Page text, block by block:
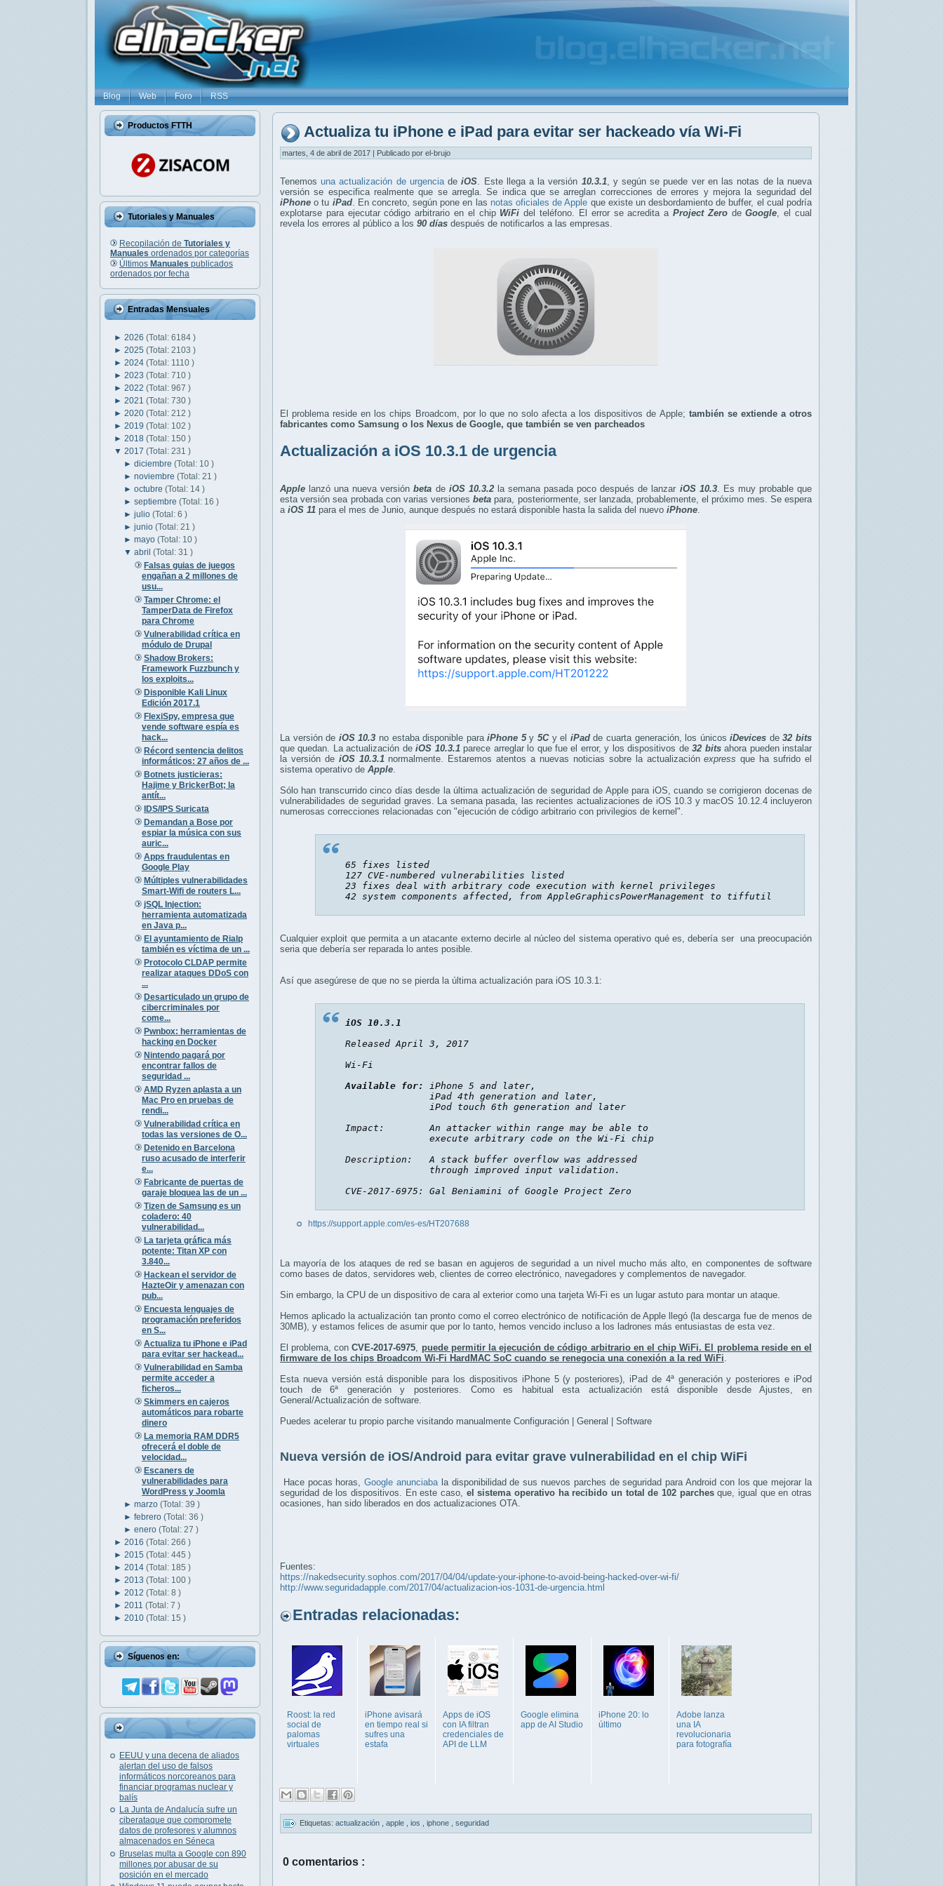
Blog Web Foro RSS
Productos FTTH
Tutoriales y Manuales
Recopilación de Tutoriales y
Manuales ordenados por categorías
Últimos Manuales publicados
ordenados por fecha
Entradas Mensuales
► 2026 (Total: 6184 )
► 2025 (Total: 2103 )
► 2024 (Total: 1110 )
► 2023 (Total: 710 )
► 2022 (Total: 967 )
► 2021 (Total: 730 )
► 2020 (Total: 212 )
► 2019 (Total: 102 )
► 2018 (Total: 150 )
▼ 2017 (Total: 231 )
►diciembre(Total: 10 )
►noviembre(Total: 21 )
►octubre(Total: 14 )
►septiembre(Total: 16 )
►julio(Total: 6 )
►junio(Total: 21 )
►mayo(Total: 10 )
▼abril(Total: 31 )
Falsas guias de juegos
engañan a 2 millones de
usu...
Tamper Chrome: el
TamperData de Firefox
para Chrome
Vulnerabilidad crítica en
módulo de Drupal
Shadow Brokers:
Framework Fuzzbunch y
los exploits...
Disponible Kali Linux
Edición 2017.1
FlexiSpy, empresa que
vende software espía es
hack...
Récord sentencia delitos
informáticos: 27 años de ...
Botnets justicieras:
Hajime y BrickerBot; la
antít...
IDS/IPS Suricata
Demandan a Bose por
espiar la música con sus
auric...
Apps fraudulentas en
Google Play
Múltiples vulnerabilidades
Smart-Wifi de routers L...
jSQL Injection:
herramienta automatizada
en Java p...
El ayuntamiento de Rialp
también es víctima de un ...
Protocolo CLDAP permite
realizar ataques DDoS con
...
Desarticulado un grupo de
cibercriminales por
come...
Pwnbox: herramientas de
hacking en Docker
Nintendo pagará por
encontrar fallos de
seguridad ...
AMD Ryzen aplasta a un
Mac Pro en pruebas de
rendi...
Vulnerabilidad crítica en
todas las versiones de O...
Detenido en Barcelona
ruso acusado de interferir
e...
Fabricante de puertas de
garaje bloquea las de un ...
Tizen de Samsung es un
coladero: 40
vulnerabilidad...
La tarjeta gráfica más
potente: Titan XP con
3.840...
Hackean el servidor de
HazteOir y amenazan con
pub...
Encuesta lenguajes de
programación preferidos
en S...
Actualiza tu iPhone e iPad
para evitar ser hackead...
Vulnerabilidad en Samba
permite acceder a
ficheros...
Skimmers en cajeros
automáticos para robarte
dinero
La memoria RAM DDR5
ofrecerá el doble de
velocidad...
Escaners de
vulnerabilidades para
WordPress y Joomla
►marzo(Total: 39 )
►febrero(Total: 36 )
►enero(Total: 27 )
► 2016 (Total: 266 )
► 2015 (Total: 445 )
► 2014 (Total: 185 )
► 2013 (Total: 100 )
► 2012 (Total: 8 )
► 2011 (Total: 7 )
► 2010 (Total: 15 )
Síguenos en:
EEUU y una decena de aliados
alertan del uso de falsos
informáticos norcoreanos para
financiar programas nuclear y
balís
La Junta de Andalucía sufre un
ciberataque que compromete
datos de profesores y alumnos
almacenados en Séneca
Bruselas multa a Google con 890
millones por abusar de su
posición en el mercado
Actualiza tu iPhone e iPad para evitar ser hackeado vía Wi-Fi
martes, 4 de abril de 2017 | Publicado por el-brujo
Tenemosuna actualización de urgenciadeiOS . Este llega a la versión 10.3.1, y según se puede ver en las notas de la nueva
versión se especifica realmente que se arregla. Se indica que se arreglan correcciones de errores y mejora la seguridad del
iPhone o tu iPad. En concreto, según pone en las notas oficiales de Apple que existe un desbordamiento de buffer, el cual podría
explotarse para ejecutar código arbitrario en el chip WiFi del teléfono. El error se acredita a Project ZerodeGoogle , el cual
revela los errores al público a los 90 días después de notificarlos a las empresas.
El problema reside en los chips Broadcom, por lo que no solo afecta a los dispositivos de Apple; también se extiende a otros
fabricantes como Samsung o los Nexus de Google, que también se ven parcheados
Actualización a iOS 10.3.1 de urgencia
Apple lanzó una nueva versiónbeta de iOS 10.3.2 la semana pasada poco después de lanzar iOS 10.3. Es muy probable que
esta versión sea probada con varias versionesbeta para, posteriormente, ser lanzada, probablemente, el próximo mes. Se espera
a iOS 11 para el mes de Junio, aunque después no estará disponible hasta la salida del nuevo iPhone.
La versión de iOS 10.3 no estaba disponible paraiPhone 5 y5Cy el iPadde cuarta generación, los únicosiDevices de32 bits
que quedan. La actualización deiOS 10.3.1parece arreglar lo que fue el error, y los dispositivos de32 bitsahora pueden instalar
la versión de iOS 10.3.1normalmente. Estaremos atentos a nuevas noticias sobre la actualizaciónexpress que ha sufrido el
sistema operativo de Apple.
Sólo han transcurrido cinco días desde la última actualización de seguridad de Apple para iOS, cuando se corrigieron docenas de
vulnerabilidades de seguridad graves. La semana pasada, las recientes actualizaciones de iOS 10.3 y macOS 10.12.4 incluyeron
numerosas correcciones relacionadas con "ejecución de código arbitrario con privilegios de kernel".
65 fixes listed
127 CVE-numbered vulnerabilities listed
23 fixes deal with arbitrary code execution with kernel privileges
42 system components affected, from AppleGraphicsPowerManagement to tiffutil
Cualquier exploit que permita a un atacante externo decirle al núcleo del sistema operativo qué es, debería ser una preocupación
seria que debería ser reparada lo antes posible.
Así que asegúrese de que no se pierda la última actualización para iOS 10.3.1:
iOS 10.3.1
Released April 3, 2017
Wi-Fi
Available for:
iPhone 5 and later,
               iPad 4th generation and later,
               iPod touch 6th generation and later
Impact:        An attacker within range may be able to
               execute arbitrary code on the Wi-Fi chip
Description:   A stack buffer overflow was addressed
               through improved input validation.
CVE-2017-6975: Gal Beniamini of Google Project Zero
https://support.apple.com/es-es/HT207688
La mayoría de los ataques de red se basan en agujeros de seguridad a un nivel mucho más alto, en componentes de software
como bases de datos, servidores web, clientes de correo electrónico, navegadores y complementos de navegador.
Sin embargo, la CPU de un dispositivo de cara al exterior como una tarjeta Wi-Fi es un lugar astuto para montar un ataque.
Hemos aplicado la actualización tan pronto como el correo electrónico de notificación de Apple llegó (la descarga fue de menos de
30MB), y estamos felices de asumir que por lo tanto, hemos vencido incluso a los ladrones más entusiastas de esta vez.
El problema, conCVE-2017-6975, puede permitir la ejecución de código arbitrario en el chip WiFi. El problema reside en el
firmware de los chips Broadcom Wi-Fi HardMAC SoC cuando se renegocia una conexión a la red WiFi.
Esta nueva versión está disponible para los dispositivos iPhone 5 (y posteriores), iPad de 4ª generación y posteriores e iPod
touch de 6ª generación y posteriores. Como es habitual esta actualización está disponible desde Ajustes, en
General/Actualización de software.
Puedes acelerar tu propio parche visitando manualmente Configuración | General | Software
Nueva versión de iOS/Android para evitar grave vulnerabilidad en el chip WiFi
Hace pocas horas,Google anunciabala disponibilidad de sus nuevos parches de seguridad para Android con los que mejorar la
seguridad de los dispositivos. En este caso, el sistema operativo ha recibido un total de 102 parchesque, igual que en otras
ocasiones, han sido liberados en dos actualizaciones OTA.
Fuentes:
https://nakedsecurity.sophos.com/2017/04/04/update-your-iphone-to-avoid-being-hacked-over-wi-fi/
http://www.seguridadapple.com/2017/04/actualizacion-ios-1031-de-urgencia.html
Entradas relacionadas:
Roost: la red
social de
palomas
virtuales
iPhone avisará
en tiempo real si
sufres una
estafa
Apps de iOS
con IA filtran
credenciales de
API de LLM
Google elimina
app de AI Studio
iPhone 20: lo
último
Adobe lanza
una IA
revolucionaria
para fotografía
Etiquetas: actualización apple ios iphone seguridad
0 comentarios :